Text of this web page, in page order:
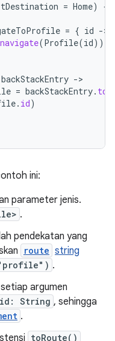
= Home)
{
= { id -
navigate(Profile(id))
backStackEntry -
= backStackEntry.
. id)
ini:
parameter jenis.
.
pendekatan yang
route string
.
argumen
String , sehingga
.
toRoute()